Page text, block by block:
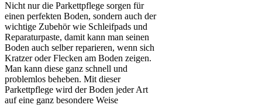
Nicht nur die Parkettpflege sorgen für
einen perfekten Boden, sondern auch der
wichtige Zubehör wie Schleifpads und
Reparaturpaste, damit kann man seinen
Boden auch selber reparieren, wenn sich
Kratzer oder Flecken am Boden zeigen.
Man kann diese ganz schnell und
problemlos beheben. Mit dieser
Parkettpflege wird der Boden jeder Art
auf eine ganz besondere Weise